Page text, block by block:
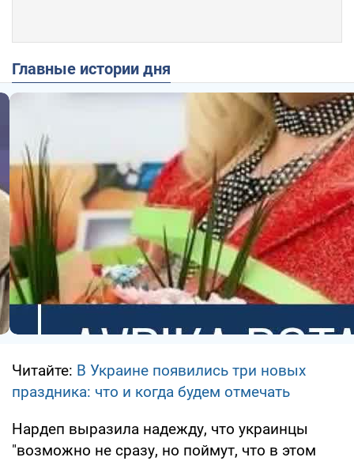
Главные истории дня
Читайте: В Украине появились три новых
праздника: что и когда будем отмечать
Нардеп выразила надежду, что украинцы
"возможно не сразу, но поймут, что в этом